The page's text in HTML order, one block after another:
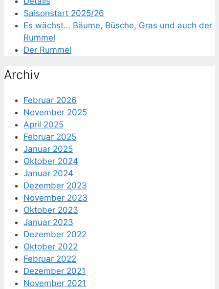
Saisonstart 2025/26
Es wächst… Bäume, Büsche, Gras und auch der
Rummel
Der Rummel
Archiv
Februar 2026
November 2025
April 2025
Februar 2025
Januar 2025
Oktober 2024
Januar 2024
Dezember 2023
November 2023
Oktober 2023
Januar 2023
Dezember 2022
Oktober 2022
Februar 2022
Dezember 2021
November 2021